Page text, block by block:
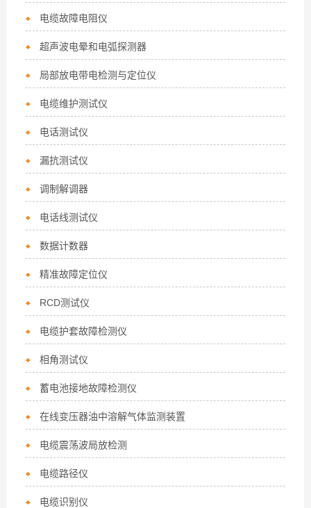
电缆故障电阻仪
超声波电晕和电弧探测器
局部放电带电检测与定位仪
电缆维护测试仪
电话测试仪
漏抗测试仪
调制解调器
电话线测试仪
数据计数器
精准故障定位仪
RCD测试仪
电缆护套故障检测仪
相角测试仪
蓄电池接地故障检测仪
在线变压器油中溶解气体监测装置
电缆震荡波局放检测
电缆路径仪
电缆识别仪